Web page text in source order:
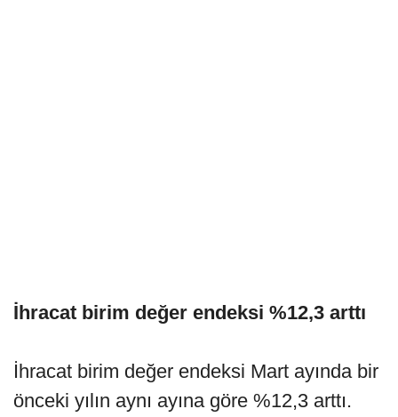
İhracat birim değer endeksi %12,3 arttı
İhracat birim değer endeksi Mart ayında bir
önceki yılın aynı ayına göre %12,3 arttı.